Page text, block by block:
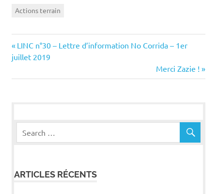
Actions terrain
Navigation
de
Previous
Post:
LINC n°30 – Lettre d’information No Corrida – 1er
juillet 2019
Next
Post:
Merci Zazie !
ARTICLES RÉCENTS